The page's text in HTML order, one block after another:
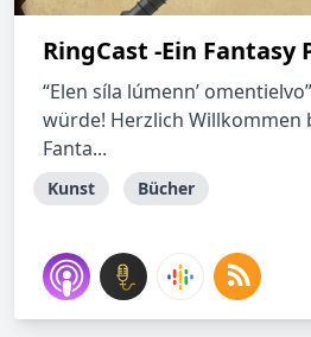
RingCast -Ein Fantasy
“Elen síla lúmenn’
würde! Herzlich Willkommen
Fanta...
Kunst Bücher